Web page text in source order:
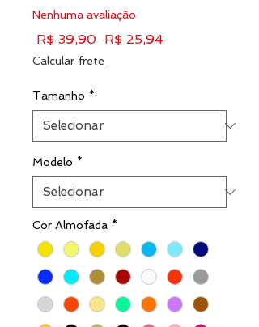
Nenhuma avaliação
R$ 39,90 Preço
R$ 25,94Preço
Calcular frete
Tamanho *
Modelo *
Cor Almofada *